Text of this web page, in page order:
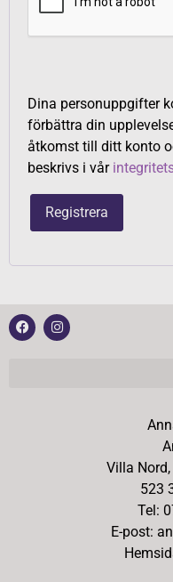
Dina personuppgifter
förbättra din
åtkomst till ditt konto
beskrivs i vår
Registrera
Villa
523
Tel:
E-post: